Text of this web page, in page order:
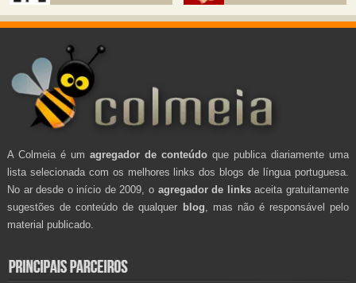
A Colmeia é um agregador de conteúdo que publica diariamente uma
lista selecionada com os melhores links dos blogs de língua portuguesa.
No ar desde o início de 2009, o agregador de linksaceita gratuitamente
sugestões de conteúdo de qualquer blog , mas não é responsável pelo
material publicado.